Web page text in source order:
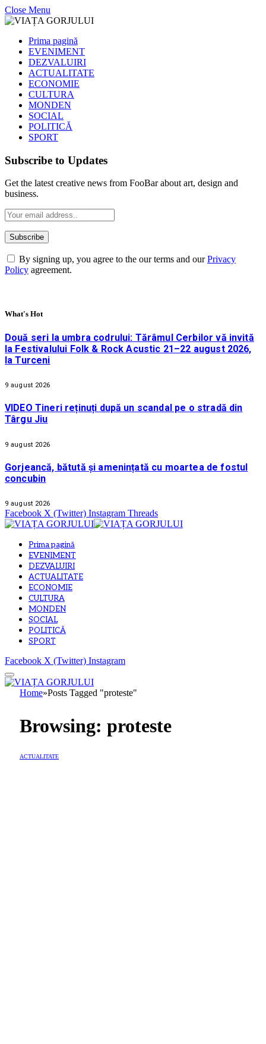
Close Menu
Prima pagină
EVENIMENT
DEZVALUIRI
ACTUALITATE
ECONOMIE
CULTURA
MONDEN
SOCIAL
POLITICĂ
SPORT
Subscribe to Updates
Get the latest creative news from FooBar about art, design and
business.
By signing up, you agree to the our terms and ourPrivacy
Policy agreement.
What's Hot
Două seri la umbra codrului: Tărâmul Cerbilor vă invită
la Festivalului Folk & Rock Acustic 21–22 august 2026,
la Turceni
9 august 2026
VIDEO Tineri reținuți după un scandal pe o stradă din
Târgu Jiu
9 august 2026
Gorjeancă, bătută și amenințată cu moartea de fostul
concubin
9 august 2026
Facebook X (Twitter) Instagram Threads
Prima pagină
EVENIMENT
DEZVALUIRI
ACTUALITATE
ECONOMIE
CULTURA
MONDEN
SOCIAL
POLITICĂ
SPORT
Facebook X (Twitter) Instagram
Home»Posts Tagged "proteste"
Browsing: proteste
ACTUALITATE